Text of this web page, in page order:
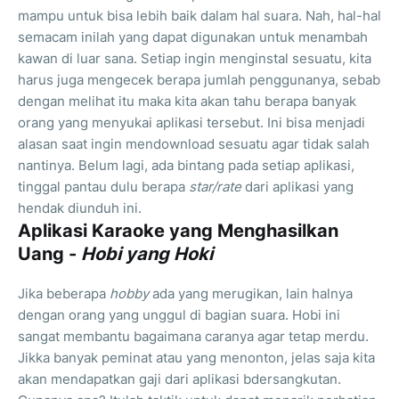
mampu untuk bisa lebih baik dalam hal suara. Nah, hal-hal
semacam inilah yang dapat digunakan untuk menambah
kawan di luar sana. Setiap ingin menginstal sesuatu, kita
harus juga mengecek berapa jumlah penggunanya, sebab
dengan melihat itu maka kita akan tahu berapa banyak
orang yang menyukai aplikasi tersebut. Ini bisa menjadi
alasan saat ingin mendownload sesuatu agar tidak salah
nantinya. Belum lagi, ada bintang pada setiap aplikasi,
tinggal pantau dulu berapa star/ratedari aplikasi yang
hendak diunduh ini.
Aplikasi Karaoke yang Menghasilkan
Uang - Hobi yang Hoki
Jika beberapa hobbyada yang merugikan, lain halnya
dengan orang yang unggul di bagian suara. Hobi ini
sangat membantu bagaimana caranya agar tetap merdu.
Jikka banyak peminat atau yang menonton, jelas saja kita
akan mendapatkan gaji dari aplikasi bdersangkutan.